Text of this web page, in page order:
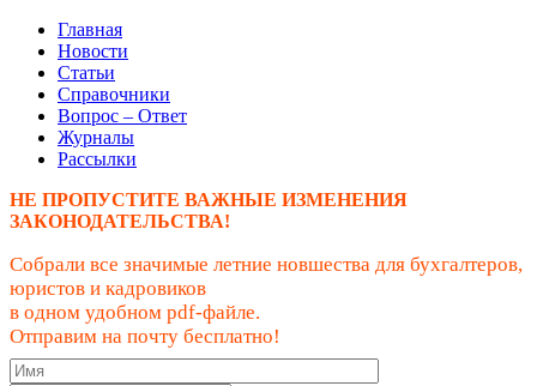
Главная
Новости
Статьи
Справочники
Вопрос – Ответ
Журналы
Рассылки
НЕ ПРОПУСТИТЕ ВАЖНЫЕ ИЗМЕНЕНИЯ
ЗАКОНОДАТЕЛЬСТВА!
Собрали все значимые летние новшества для бухгалтеров,
юристов и кадровиков
в одном удобном pdf-файле.
Отправим на почту бесплатно!